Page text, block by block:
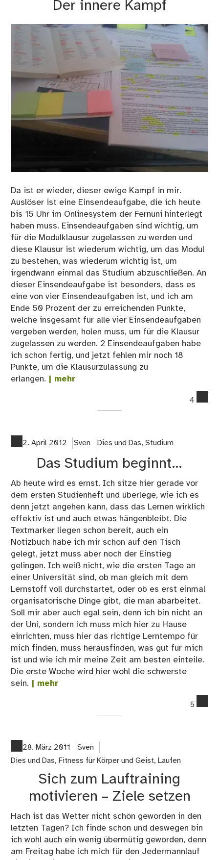
Der innere Kampf
Da ist er wieder, dieser ewige Kampf in mir.
Auslöser ist eine Einsendeaufgabe, die ich heute
bis 15 Uhr im Onlinesystem der Fernuni hinterlegt
haben muss. Einsendeaufgaben sind wichtig, um
für die Modulklausur zugelassen zu werden und
diese Klausur ist wiederum wichtig, um das Modul
zu bestehen, was wiederum wichtig ist, um
irgendwann einmal das Studium abzuschließen. An
dieser Einsendeaufgabe ist besonders, dass es
eine von vier Einsendeaufgaben ist, und ich am
Ende 50 Prozent der zu erreichenden Punkte,
welche insgesamt für alle vier Einsendeaufgaben
vergeben werden, holen muss, um für die Klausur
zugelassen zu werden. 2 Einsendeaufgaben habe
ich schon fertig, und jetzt fehlen mir noch 18
Punkte, um die Klausurzulassung zu
erlangen. | mehr
4
2. April 2012 Sven Dies und Das, Studium
Das Studium beginnt…
Ab heute wird es ernst. Ich sitze hier gerade vor
dem ersten Studienheft und überlege, wie ich es
denn jetzt angehen kann, dass das Lernen wirklich
effektiv ist und auch etwas hängenbleibt. Die
Textmarker liegen schon bereit, auch ein
Notizbuch habe ich mir schon auf den Tisch
gelegt, jetzt muss aber noch der Einstieg
gelingen. Ich weiß nicht, wie die ersten Tage an
einer Universität sind, ob man gleich mit dem
Lernstoff voll durchstartet, oder ob es erst einmal
organisatorische Dinge gibt, die man abarbeitet.
Soll mir aber auch egal sein, denn ich bin nicht an
der Uni, sondern ich muss mich hier zu Hause
einrichten, muss hier das richtige Lerntempo für
mich finden, muss herausfinden, was gut für mich
ist und wie ich mir meine Zeit am besten einteile.
Die erste Woche wird hier wohl die schwerste
sein. | mehr
5
28. März 2011
Sven
Dies und Das, Fitness für Körper und Geist, Laufen
Sich zum Lauftraining
motivieren – Ziele setzen
Hach ist das Wetter nicht schön geworden in den
letzten Tagen? Ich finde schon und deswegen bin
ich wohl auch ein wenig übermütig geworden, denn
am Freitag habe ich mich für den Jedermannlauf